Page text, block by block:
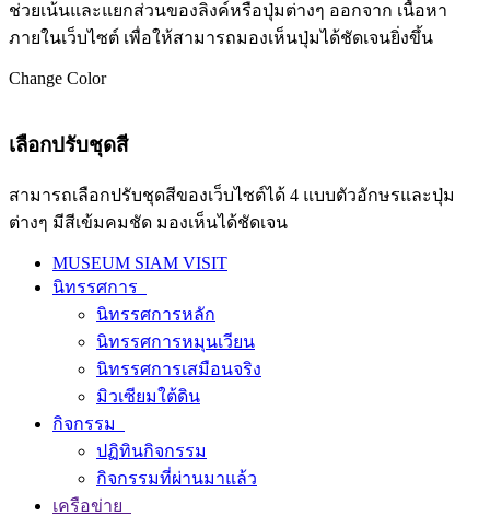
ช่วยเน้นและแยกส่วนของลิงค์หรือปุ่มต่างๆ ออกจาก เนื้อหา
ภายในเว็บไซต์ เพื่อให้สามารถมองเห็นปุ่มได้ชัดเจนยิ่งขึ้น
Change Color
เลือกปรับชุดสี
สามารถเลือกปรับชุดสีของเว็บไซต์ได้ 4 แบบตัวอักษรและปุ่ม
ต่างๆ มีสีเข้มคมชัด มองเห็นได้ชัดเจน
MUSEUM SIAM VISIT
นิทรรศการ
นิทรรศการหลัก
นิทรรศการหมุนเวียน
นิทรรศการเสมือนจริง
มิวเซียมใต้ดิน
กิจกรรม
ปฏิทินกิจกรรม
กิจกรรมที่ผ่านมาแล้ว
เครือข่าย